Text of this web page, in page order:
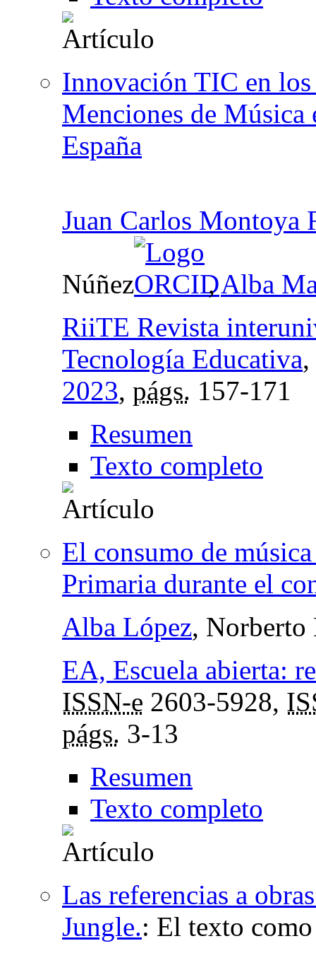
Innovación TIC en los
Menciones de Música
España
Juan Carlos Montoya
Núñez ,Alba
RiiTE Revista
Tecnología Educativa,
2023, págs. 157-171
Resumen
Texto completo
El consumo de
Primaria durante el
Alba López, Norberto
EA, Escuela abierta:
ISSN-e 2603-5928,
págs. 3-13
Resumen
Texto completo
Las referencias a
Jungle.: El texto